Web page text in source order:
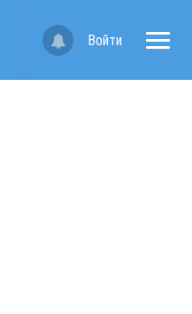
Войти